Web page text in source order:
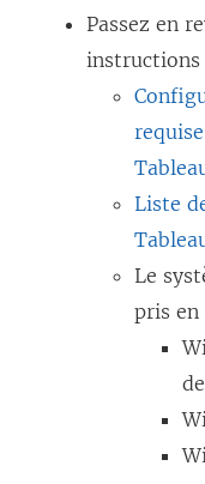
Passez en
instructions
Liste
Le
pris en